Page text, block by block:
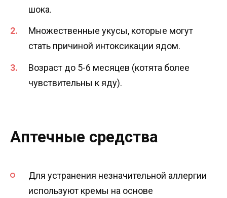
шока.
Множественные укусы, которые могут
стать причиной интоксикации ядом.
Возраст до 5-6 месяцев (котята более
чувствительны к яду).
Аптечные средства
Для устранения незначительной аллергии
используют кремы на основе